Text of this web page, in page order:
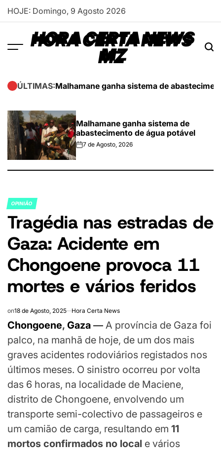
Skip
HOJE: Domingo, 9 Agosto 2026
HORA CERTA NEWS
MZ
ÚLTIMAS:Malhamane ganha sistema de
Malhamane ganha sistema de
abastecimento de água potável
on7 de Agosto, 2026
POSTED
IN
OPINIÃO
Tragédia nas estradas de
Gaza: Acidente em
Chongoene provoca 11
mortes e vários feridos
on18 de Agosto, 2025 Hora Certa News
Chongoene, Gaza — A província de Gaza foi
palco, na manhã de hoje, de um dos mais
graves acidentes rodoviários registados nos
últimos meses. O sinistro ocorreu por volta
das 6 horas, na localidade de Maciene,
distrito de Chongoene, envolvendo um
transporte semi-colectivo de passageiros e
um camião de carga, resultando em 11
mortos confirmados no local e vários